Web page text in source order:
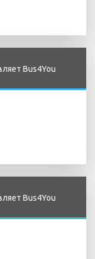
Bus4You
Bus4You